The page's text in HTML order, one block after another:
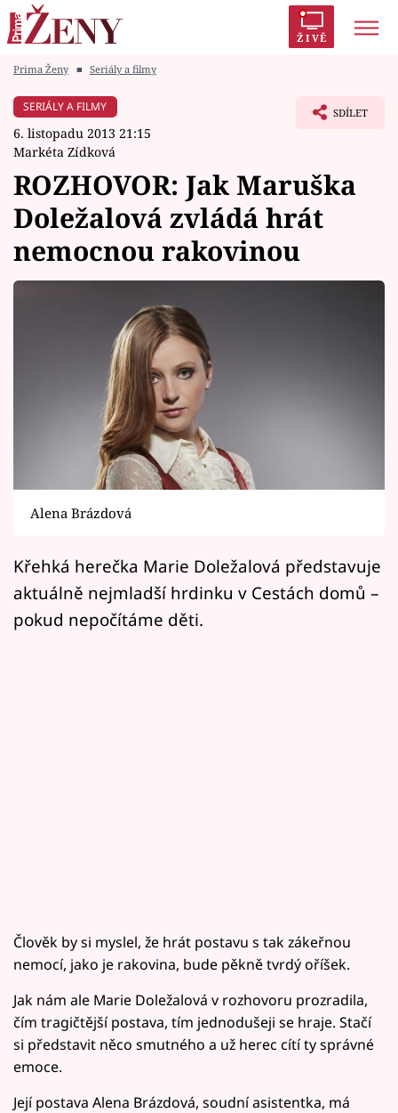
ŽIVĚ
Módní alarm
Témata
Celebrity
Horoskopy
Sledujte prima+
Filmový festival Karlovy Vary
Mámy sobě
Přihlášení
Prima Ženy ■ Seriály a filmy
SERIÁLY A FILMY
6. listopadu 2013 21:15
Markéta Zídková
SDÍLET
ROZHOVOR: Jak Maruška
Doležalová zvládá hrát
nemocnou rakovinou
Alena Brázdová
Křehká herečka Marie Doležalová představuje
aktuálně nejmladší hrdinku v Cestách domů –
pokud nepočítáme děti.
Člověk by si myslel, že hrát postavu s tak zákeřnou
nemocí, jako je rakovina, bude pěkně tvrdý oříšek.
Jak nám ale Marie Doležalová v rozhovoru prozradila,
čím tragičtější postava, tím jednodušeji se hraje. Stačí
si představit něco smutného a už herec cítí ty správné
emoce.
Její postava Alena Brázdová, soudní asistentka, má